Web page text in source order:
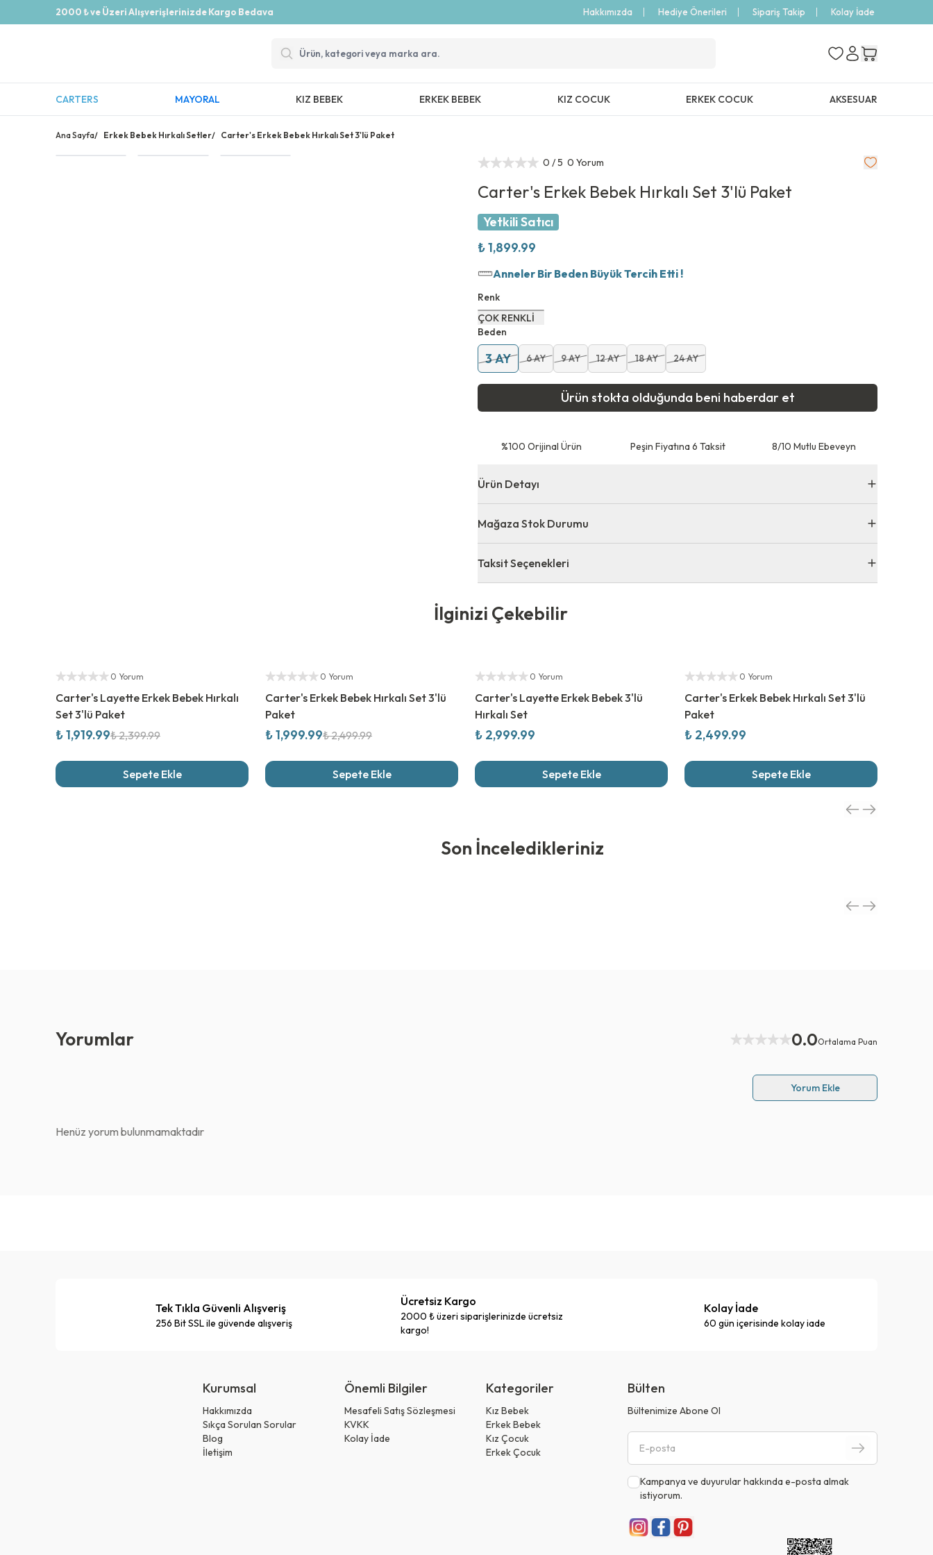
2000 ₺ ve Üzeri Alışverişlerinizde Kargo Bedava Hakkımızda Hediye Önerileri Sipariş Takip Kolay İade
CARTERS MAYORAL KIZ BEBEK ERKEK BEBEK KIZ COCUK ERKEK COCUK AKSESUAR
Ana Sayfa/ Erkek Bebek Hırkalı Setler/ Carter's Erkek Bebek Hırkalı Set 3'lü Paket
0 / 5 0 Yorum
Carter's Erkek Bebek Hırkalı Set 3'lü Paket
Yetkili Satıcı
₺ 1,899.99
Anneler Bir Beden Büyük Tercih Etti !
Renk
ÇOK RENKLİ
Beden
3 AY 6 AY 9 AY 12 AY 18 AY 24 AY
Ürün stokta olduğunda beni haberdar et
⁠%100 Orijinal Ürün Peşin Fiyatına 6 Taksit 8/10 Mutlu Ebeveyn
Ürün Detayı
Mağaza Stok Durumu
Taksit Seçenekleri
İlginizi Çekebilir
Yetkili Satıcı
0 Yorum
Carter's Layette Erkek Bebek Hırkalı
Set 3'lü Paket
₺ 1,919.99₺ 2,399.99
Sepete Ekle
Yetkili Satıcı
0 Yorum
Carter's Erkek Bebek Hırkalı Set 3'lü
Paket
₺ 1,999.99₺ 2,499.99
Sepete Ekle
0 Yorum
Carter's Layette Erkek Bebek 3'lü
Hırkalı Set
₺ 2,999.99
Sepete Ekle
0 Yorum
Carter's Erkek Bebek Hırkalı Set 3'lü
Paket
₺ 2,499.99
Sepete Ekle
Son İnceledikleriniz
Yorumlar 0.0Ortalama Puan
Yorum Ekle
Henüz yorum bulunmamaktadır
Tek Tıkla Güvenli Alışveriş
256 Bit SSL ile güvende alışveriş
Ücretsiz Kargo
2000 ₺ üzeri siparişlerinizde ücretsiz
kargo!
Kolay İade
60 gün içerisinde kolay iade
Kurumsal
Hakkımızda
Sıkça Sorulan Sorular
Blog
İletişim
Önemli Bilgiler
Mesafeli Satış Sözleşmesi
KVKK
Kolay İade
Kategoriler
Kız Bebek
Erkek Bebek
Kız Çocuk
Erkek Çocuk
Bülten
Bültenimize Abone Ol
Kampanya ve duyurular hakkında e-posta almak
istiyorum.